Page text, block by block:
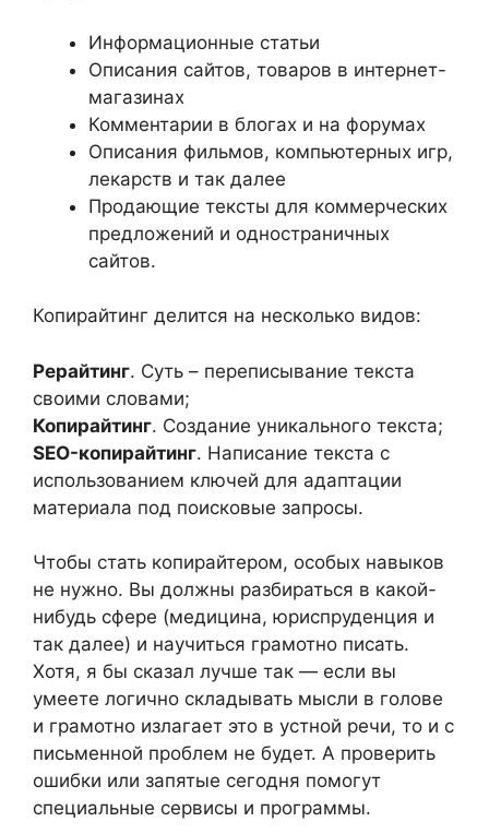
Информационные статьи
Описания сайтов, товаров в интернет-
магазинах
Комментарии в блогах и на форумах
Описания фильмов, компьютерных игр,
лекарств и так далее
Продающие тексты для коммерческих
предложений и одностраничных
сайтов.
Копирайтинг делится на несколько видов:
Рерайтинг. Суть – переписывание текста
своими словами;
Копирайтинг. Создание уникального текста;
SEO-копирайтинг. Написание текста с
использованием ключей для адаптации
материала под поисковые запросы.
Чтобы стать копирайтером, особых навыков
не нужно. Вы должны разбираться в какой-
нибудь сфере (медицина, юриспруденция и
так далее) и научиться грамотно писать.
Хотя, я бы сказал лучше так — если вы
умеете логично складывать мысли в голове
и грамотно излагает это в устной речи, то и с
письменной проблем не будет. А проверить
ошибки или запятые сегодня помогут
специальные сервисы и программы.